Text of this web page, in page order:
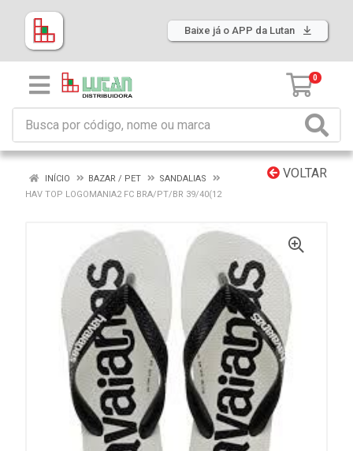
Baixe já o APP da Lutan
0
VOLTAR
INÍCIO BAZAR / PET
SANDALIAS
HAV TOP LOGOMANIA2 FC BRA/PT/BR 39/40(12